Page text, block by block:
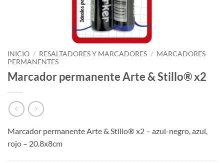
INICIO / RESALTADORES Y MARCADORES / MARCADORES
PERMANENTES
Marcador permanente Arte & Stillo® x2
Marcador permanente Arte & Stillo® x2 – azul-negro, azul,
rojo – 20.8x8cm